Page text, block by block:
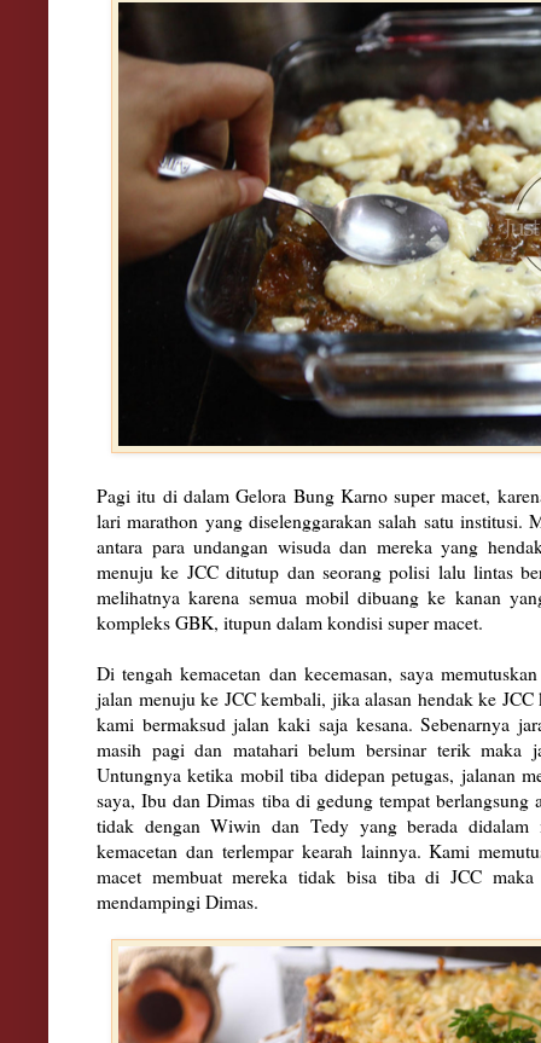
Pagi itu di dalam Gelora Bung Karno super macet,
lari marathon yang diselenggarakan salah satu institusi.
antara para undangan wisuda dan mereka yang
menuju ke JCC ditutup dan seorang polisi lalu lintas
melihatnya karena semua mobil dibuang ke kanan
kompleks GBK, itupun dalam kondisi super macet.
Di tengah kemacetan dan kecemasan, saya
jalan menuju ke JCC kembali, jika alasan hendak ke
kami bermaksud jalan kaki saja kesana. Sebenarnya
masih pagi dan matahari belum bersinar terik maka
Untungnya ketika mobil tiba didepan petugas, jalanan
saya, Ibu dan Dimas tiba di gedung tempat berlangsung
tidak dengan Wiwin dan Tedy yang berada didalam
kemacetan dan terlempar kearah lainnya. Kami
macet membuat mereka tidak bisa tiba di JCC
mendampingi Dimas.